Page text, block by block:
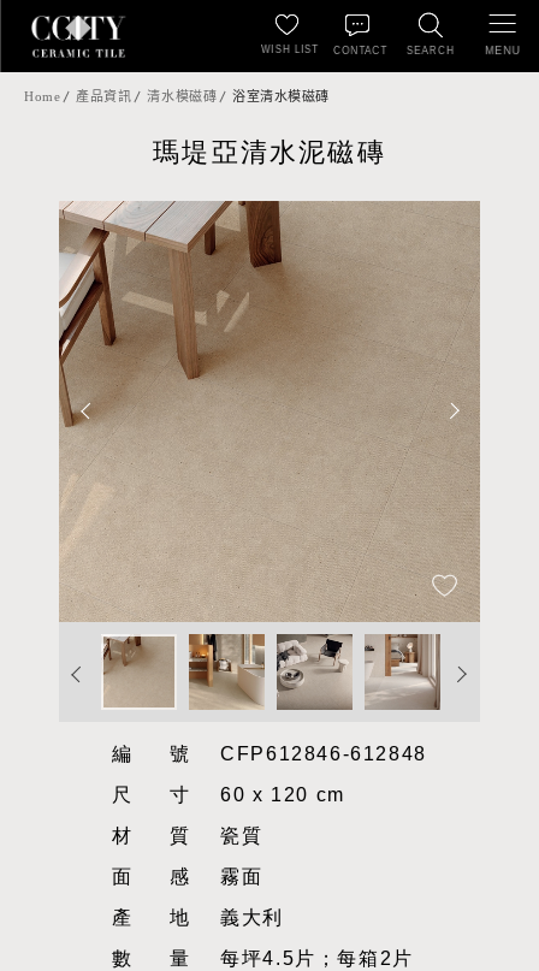
SEARCH
WISH LIST CONTACT MENU
Home 產品資訊 清水模磁磚 浴室清水模磁磚
瑪堤亞清水泥磁磚
編號CFP612846-612848
尺寸60 x 120 cm
材質瓷質
面感霧面
產地義大利
數量每坪4.5片；每箱2片